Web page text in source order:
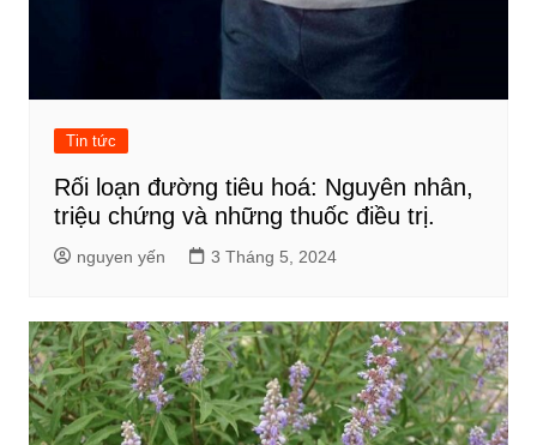
Tin tức
Rối loạn đường tiêu hoá: Nguyên nhân,
triệu chứng và những thuốc điều trị.
nguyen yến 3 Tháng 5, 2024